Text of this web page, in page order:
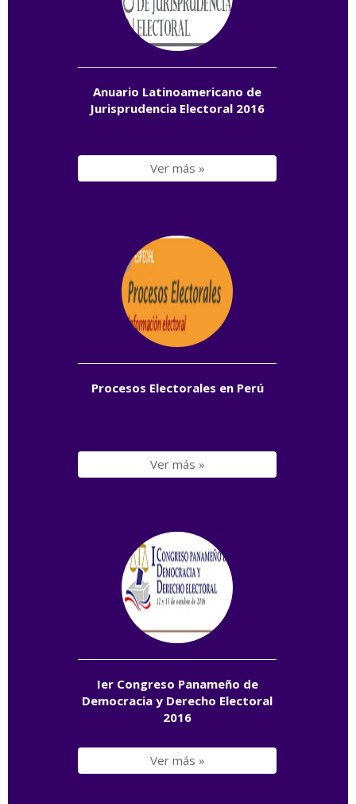
Anuario Latinoamericano de
Jurisprudencia Electoral 2016
Ver más »
Procesos Electorales en Perú
Ver más »
Ier Congreso Panameño de
Democracia y Derecho Electoral
2016
Ver más »